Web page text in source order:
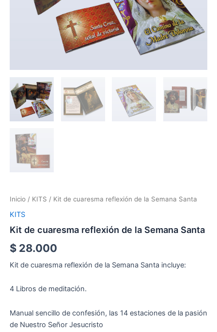
Inicio / KITS / Kit de cuaresma reflexión de la Semana Santa
KITS
Kit de cuaresma reflexión de la Semana Santa
$ 28.000
Kit de cuaresma reflexión de la Semana Santa incluye:
4 Libros de meditación.
Manual sencillo de confesión, las 14 estaciones de la pasión
de Nuestro Señor Jesucristo